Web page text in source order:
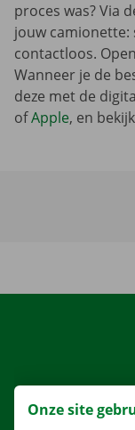
proces was? Via
jouw camionette:
contactloos.
Wanneer je de
deze met de
ofApple, en
Onze site